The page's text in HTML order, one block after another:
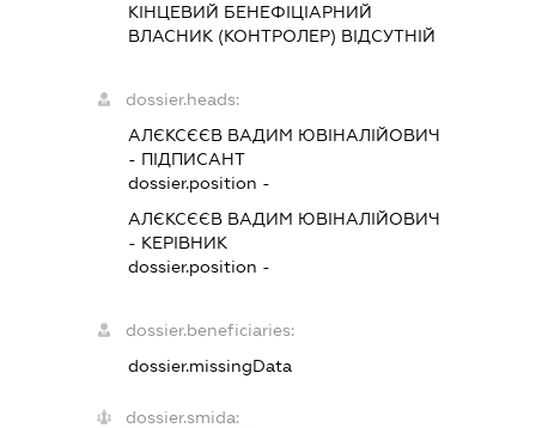
КІНЦЕВИЙ БЕНЕФІЦІАРНИЙ
ВЛАСНИК (КОНТРОЛЕР) ВІДСУТНІЙ
dossier.heads:
АЛЄКСЄЄВ ВАДИМ ЮВІНАЛІЙОВИЧ
- ПІДПИСАНТ
dossier.position -
АЛЄКСЄЄВ ВАДИМ ЮВІНАЛІЙОВИЧ
- КЕРІВНИК
dossier.position -
dossier.beneficiaries:
dossier.missingData
dossier.smida: